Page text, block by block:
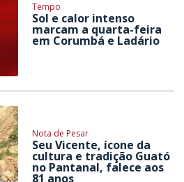
Tempo
Sol e calor intenso
marcam a quarta-feira
em Corumbá e Ladário
Nota de Pesar
Seu Vicente, ícone da
cultura e tradição Guató
no Pantanal, falece aos
81 anos